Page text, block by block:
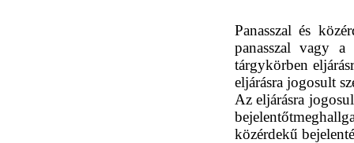
Panasszal és
panasszal vagy a
tárgykörben
eljárásra jogosult
Az eljárásra
bejelentőt
közérdekű